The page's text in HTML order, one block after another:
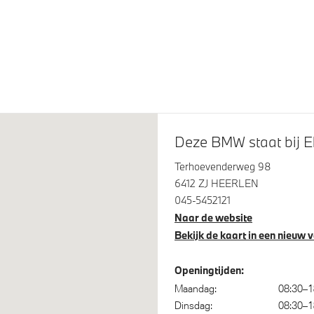
Alarmsysteem klasse 3 (VbV/
Park Distance Control voor/
(PDC)
Deze BMW staat bij
Terhoevenderweg 98
6412 ZJ HEERLEN
045-5452121
Naar de website
Bekijk de kaart in een nieuw
Openingtijden:
Maandag:
Dinsdag: